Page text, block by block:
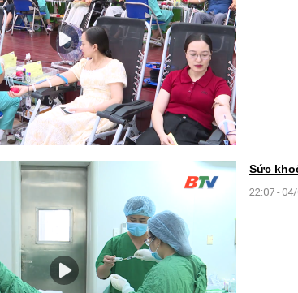
Sức
22:07 -